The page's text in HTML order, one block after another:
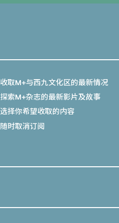
收取M+与西九文化区的最新情况
探索M+杂志的最新影片及故事
选择你希望收取的内容
随时取消订阅